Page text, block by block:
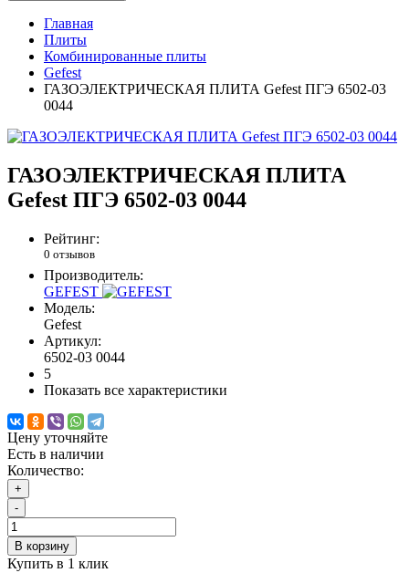
Главная
Плиты
Комбинированные плиты
Gefest
ГАЗОЭЛЕКТРИЧЕСКАЯ ПЛИТА Gefest ПГЭ 6502-03
0044
ГАЗОЭЛЕКТРИЧЕСКАЯ ПЛИТА
Gefest ПГЭ 6502-03 0044
Рейтинг:
0 отзывов
Производитель:
GEFEST
Модель:
Gefest
Артикул:
6502-03 0044
5
Показать все характеристики
Цену уточняйте
Есть в наличии
Количество:
+
-
В корзину
Купить в 1 клик